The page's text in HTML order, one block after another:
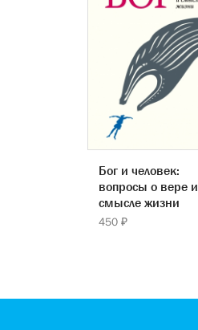
Бог и человек:
вопросы о вере и
смысле жизни
450 ₽